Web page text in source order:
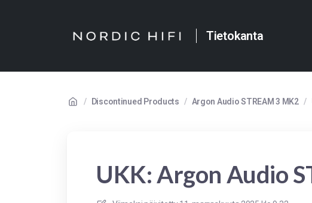
Tietokanta
/ Discontinued Products / Argon Audio STREAM 3 MK2 /
UKK: Argon Audio